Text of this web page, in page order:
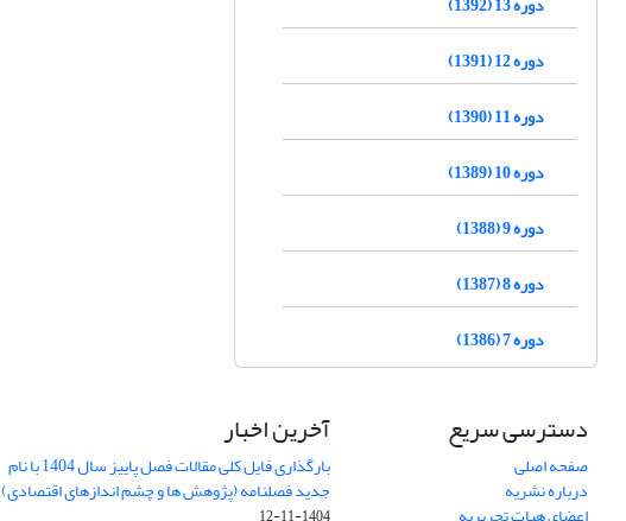
دوره 12 (1391)
دوره 11 (1390)
دوره 10 (1389)
دوره 9 (1388)
دوره 8 (1387)
دوره 7 (1386)
دسترسی سریع
صفحه اصلی
درباره نشریه
آخرین اخبار
بارگذاری فایل کلی مقالات فصل پاییز سال 1404 با نام
جدید فصلنامه (پژوهش ها و چشم اندازهای اقتصادی)